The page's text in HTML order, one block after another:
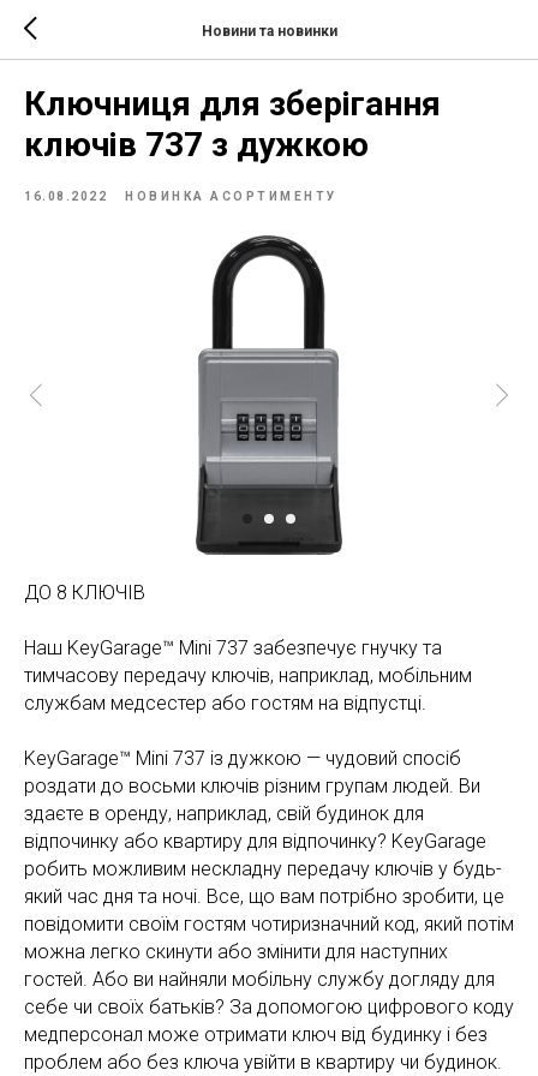
Новини та новинки
Ключниця для зберігання
ключів 737 з дужкою
16.08.2022 НОВИНКА АСОРТИМЕНТУ
ДО 8 КЛЮЧІВ
Наш KeyGarage™ Mini 737 забезпечує гнучку та
тимчасову передачу ключів, наприклад, мобільним
службам медсестер або гостям на відпустці.
KeyGarage™ Mini 737 із дужкою — чудовий спосіб
роздати до восьми ключів різним групам людей. Ви
здаєте в оренду, наприклад, свій будинок для
відпочинку або квартиру для відпочинку? KeyGarage
робить можливим нескладну передачу ключів у будь-
який час дня та ночі. Все, що вам потрібно зробити, це
повідомити своїм гостям чотиризначний код, який потім
можна легко скинути або змінити для наступних
гостей. Або ви найняли мобільну службу догляду для
себе чи своїх батьків? За допомогою цифрового коду
медперсонал може отримати ключ від будинку і без
проблем або без ключа увійти в квартиру чи будинок.